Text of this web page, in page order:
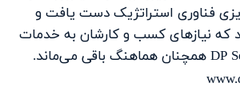
فناوری استراتژیک دست یافت و
که نیازهای کسب و کارشان به خدمات